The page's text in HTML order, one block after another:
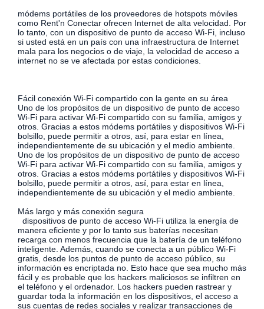
módems portátiles de los proveedores de hotspots móviles
como Rent'n Conectar ofrecen Internet de alta velocidad. Por
lo tanto, con un dispositivo de punto de acceso Wi-Fi, incluso
si usted está en un país con una infraestructura de Internet
mala para los negocios o de viaje, la velocidad de acceso a
internet no se ve afectada por estas condiciones.
Fácil conexión Wi-Fi compartido con la gente en su área
Uno de los propósitos de un dispositivo de punto de acceso
Wi-Fi para activar Wi-Fi compartido con su familia, amigos y
otros. Gracias a estos módems portátiles y dispositivos Wi-Fi
bolsillo, puede permitir a otros, así, para estar en línea,
independientemente de su ubicación y el medio ambiente.
Uno de los propósitos de un dispositivo de punto de acceso
Wi-Fi para activar Wi-Fi compartido con su familia, amigos y
otros. Gracias a estos módems portátiles y dispositivos Wi-Fi
bolsillo, puede permitir a otros, así, para estar en línea,
independientemente de su ubicación y el medio ambiente.
Más largo y más conexión segura
dispositivos de punto de acceso Wi-Fi utiliza la energía de
manera eficiente y por lo tanto sus baterías necesitan
recarga con menos frecuencia que la batería de un teléfono
inteligente. Además, cuando se conecta a un público Wi-Fi
gratis, desde los puntos de punto de acceso público, su
información es encriptada no. Esto hace que sea mucho más
fácil y es probable que los hackers maliciosos se infiltren en
el teléfono y el ordenador. Los hackers pueden rastrear y
guardar toda la información en los dispositivos, el acceso a
sus cuentas de redes sociales y realizar transacciones de